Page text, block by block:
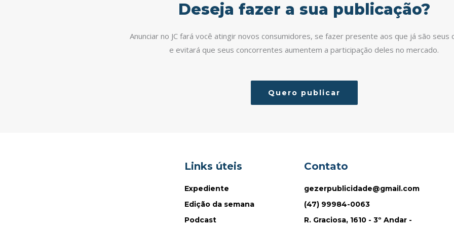
Deseja fazer a sua publicação?
Anunciar no JC fará você atingir novos consumidores, se fazer presente aos que já são seus
e evitará que seus concorrentes aumentem a participação deles no mercado.
Quero publicar
Links úteis
Expediente
Edição da semana
Podcast
Contato
gezerpublicidade@gmail.com
(47) 99984-0063
R. Graciosa, 1610 - 3º Andar -